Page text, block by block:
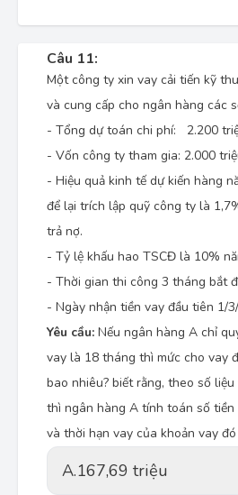
Câu 11:
Một công ty xin vay cải tiến kỹ
và cung cấp cho ngân hàng các
- Tổng dự toán chi phí: 2.200
- Vốn công ty tham gia: 2.000
- Hiệu quả kinh tế dự kiến hàng
để lại trích lập quỹ công ty là
trả nợ.
- Tỷ lệ khấu hao TSCĐ là 10%
- Thời gian thi công 3 tháng bắt
- Ngày nhận tiền vay đầu tiên 1/
Yêu cầu: Nếu ngân hàng A chỉ
vay là 18 tháng thì mức cho vay
bao nhiêu? biết rằng, theo số
thì ngân hàng A tính toán số
và thời hạn vay của khoản vay
A.167,69 triệu